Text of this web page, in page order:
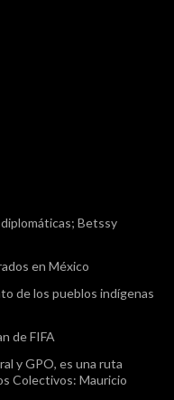
Betssy
en México
de los pueblos indígenas
de FIFA
y GPO, es una ruta
Colectivos: Mauricio